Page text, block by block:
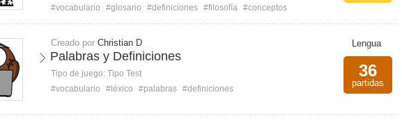
#vocabulario
#glosario #definiciones #filosofía #conceptos
Creado por Christian D
Palabras y Definiciones
Tipo de juego: Tipo Test
#vocabulario
#léxico #palabras #definiciones
Lengua
36
partidas